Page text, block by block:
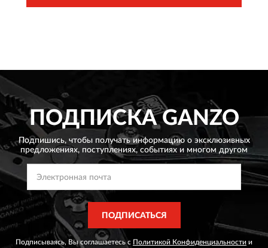
ПОДПИСКАGANZO
Подпишись, чтобы получать информацию о эксклюзивных
предложениях, поступлениях, событиях и многом другом
ПОДПИСАТЬСЯ
Подписываясь, Вы соглашаетесь с Политикой Конфиденциальности и